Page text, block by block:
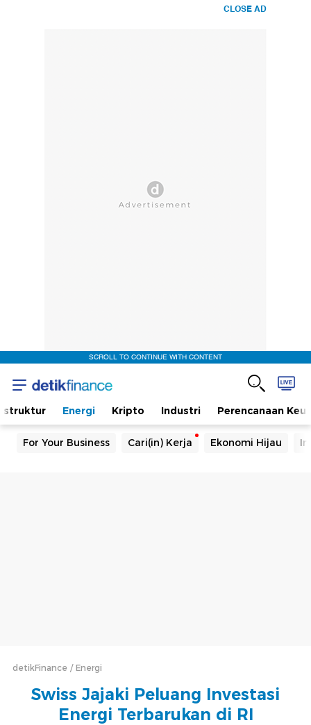
CLOSE AD
SCROLL TO CONTINUE WITH CONTENT
Energi Kripto Industri Perencanaan
For Your Business Cari(in) Kerja Ekonomi Hijau
detikFinance Energi
Swiss Jajaki Peluang Investasi
Energi Terbarukan di RI